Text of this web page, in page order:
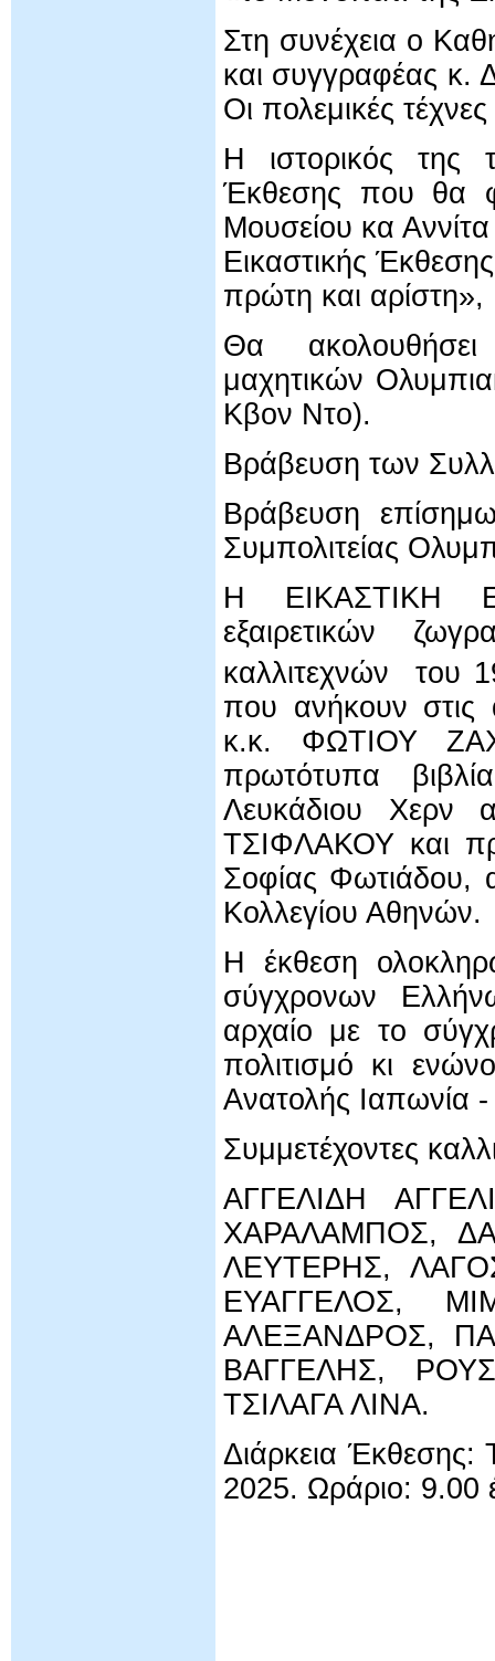
Στη συνέχεια ο
και συγγραφέας κ.
Οι πολεμικές
Η ιστορικός της
Έκθεσης που θα
Μουσείου κα
Εικαστικής
πρώτη και
Θα
μαχητικών
Κβον Ντο).
Βράβευση των
Βράβευση
Συμπολιτείας
Η ΕΙΚΑΣΤΙΚΗ
εξαιρετικών
καλλιτεχνών του
που ανήκουν στις
κ.κ. ΦΩΤΙΟΥ
πρωτότυπα
Λευκάδιου
ΤΣΙΦΛΑΚΟΥ και
Σοφίας Φωτιάδου,
Κολλεγίου Αθηνών.
Η έκθεση
σύγχρονων
αρχαίο με το
πολιτισμό κι
Ανατολής Ιαπωνία
Συμμετέχοντες
ΑΓΓΕΛΙΔΗ
ΧΑΡΑΛΑΜΠΟΣ,
ΛΕΥΤΕΡΗΣ,
ΕΥΑΓΓΕΛΟΣ,
ΑΛΕΞΑΝΔΡΟΣ,
ΒΑΓΓΕΛΗΣ,
ΤΣΙΛΑΓΑ ΛΙΝΑ.
Διάρκεια
2025. Ωράριο: 9.00